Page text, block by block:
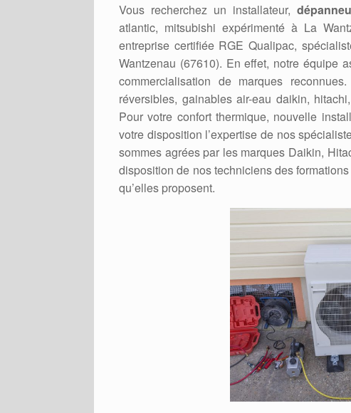
Vous recherchez un installateur,
atlantic, mitsubishi expérimenté à La
entreprise certifiée RGE Qualipac,
Wantzenau (67610). En effet, notre équipe
commercialisation de marques
réversibles, gainables air-eau daikin,
Pour votre confort thermique, nouvelle
votre disposition l’expertise de nos
sommes agrées par les marques Daikin,
disposition de nos techniciens des
qu’elles proposent.